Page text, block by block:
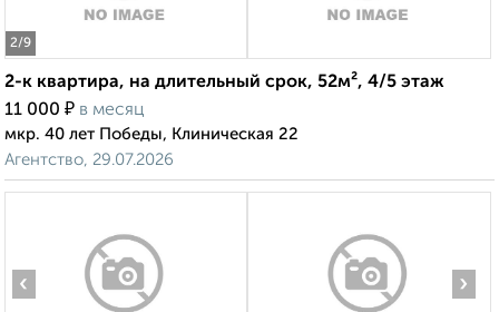
2/9
2-к квартира, на длительный срок, 52м², 4/5 этаж
11 000 ₽ в месяц
мкр. 40 лет Победы, Клиническая 22
Агентство, 29.07.2026
‹ ›